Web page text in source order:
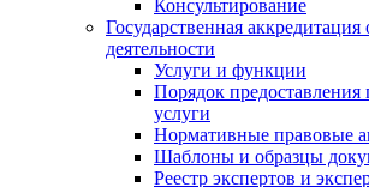
Консультирование
Государственная аккредитация
деятельности
Услуги и функции
Порядок предоставления
услуги
Нормативные правовые
Шаблоны и образцы
Реестр экспертов и